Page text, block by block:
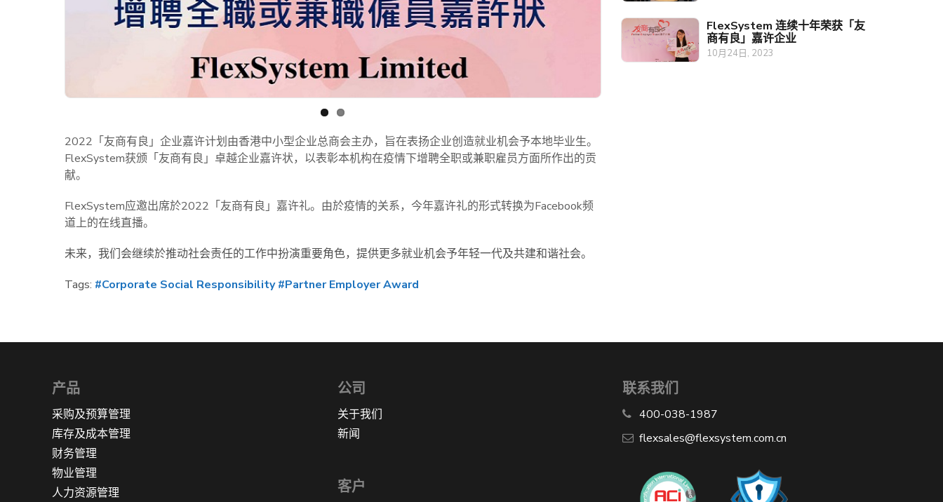
2022「友商有良」企业嘉许计划由香港中小型企业总商会主办，旨在表扬企业创造就业机会予本地毕业生。
FlexSystem获颁「友商有良」卓越企业嘉许状，以表彰本机构在疫情下增聘全职或兼职雇员方面所作出的贡
献。
FlexSystem应邀出席於2022「友商有良」嘉许礼。由於疫情的关系，今年嘉许礼的形式转换为Facebook频
道上的在线直播。
未来，我们会继续於推动社会责任的工作中扮演重要角色，提供更多就业机会予年轻一代及共建和谐社会。
Tags: #Corporate Social Responsibility #Partner Employer Award
FlexSystem 连续十年荣获「友
商有良」嘉许企业
10月24日, 2023
产品
采购及预算管理
库存及成本管理
财务管理
物业管理
人力资源管理
公司
关于我们
新闻
客户
联系我们
400-038-1987
​flexsales@flexsystem.com.cn